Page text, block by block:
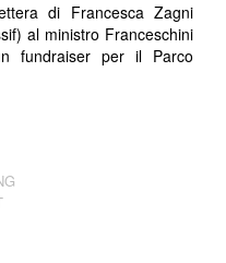
di Francesca Zagni
al ministro Franceschini
fundraiser per il Parco